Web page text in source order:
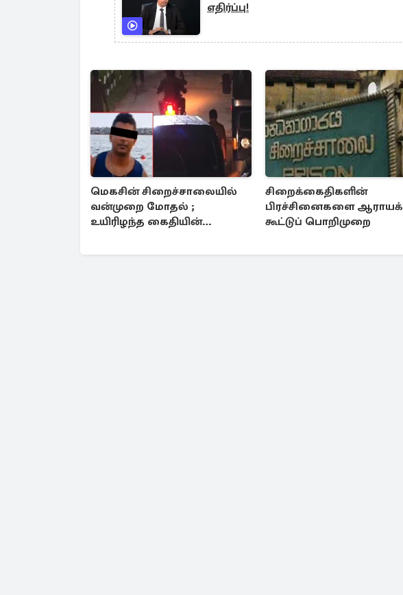
எதிர்ப்பு!
மெகசின் சிறைச்சாலையில்
வன்முறை மோதல் ;
உயிரிழந்த கைதியின்
சிறைக்கைதிகளின்
பிரச்சினைகளை ஆராயக்
கூட்டுப் பொறிமுறை